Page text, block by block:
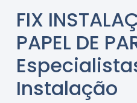
FIX
PAPEL DE
Instalação